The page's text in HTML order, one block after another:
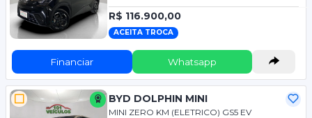
R$ 116.900,00
ACEITA TROCA
Financiar Whatsapp
BYD DOLPHIN MINI
MINI ZERO KM (ELETRICO) GS5 EV